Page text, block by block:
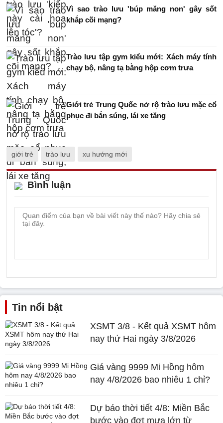
Vì sao trào lưu 'búp măng non' gây sốt
khắp cõi mạng?
Trào lưu tập gym kiểu mới: Xách máy tính
chạy bộ, nâng tạ bằng hộp cơm trưa
Giới trẻ Trung Quốc nở rộ trào lưu mặc cổ
phục đi bắn súng, lái xe tăng
giới trẻ trào lưu xu hướng mới
Bình luận
Tin nổi bật
XSMT 3/8 - Kết quả XSMT hôm
nay thứ Hai ngày 3/8/2026
Giá vàng 9999 Mi Hồng hôm
nay 4/8/2026 bao nhiêu 1 chỉ?
Dự báo thời tiết 4/8: Miền Bắc
bước vào đợt mưa lớn từ